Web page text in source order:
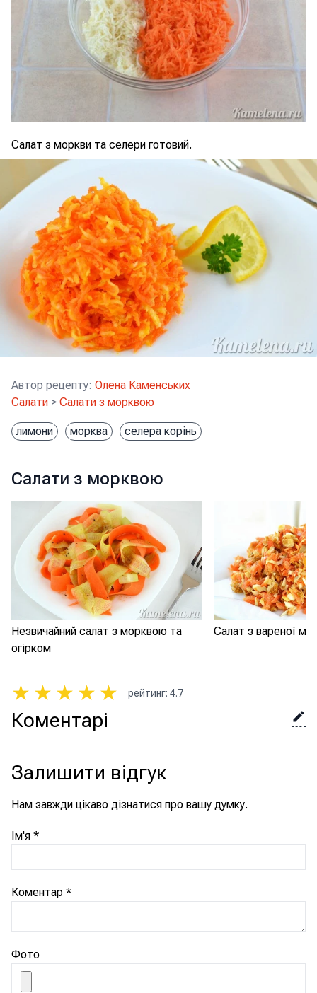
Салат з моркви та селери готовий.
Автор рецепту: Олена Каменських
Салати > Салати з морквою
лимони морква селера корінь
Салати з морквою
Незвичайний салат з морквою та
огірком
Салат з вареної
★ ★ ★ ★ ★ рейтинг: 4.7
Коментарі
Залишити відгук
Нам завжди цікаво дізнатися про вашу думку.
Ім'я *
Коментар *
Фото